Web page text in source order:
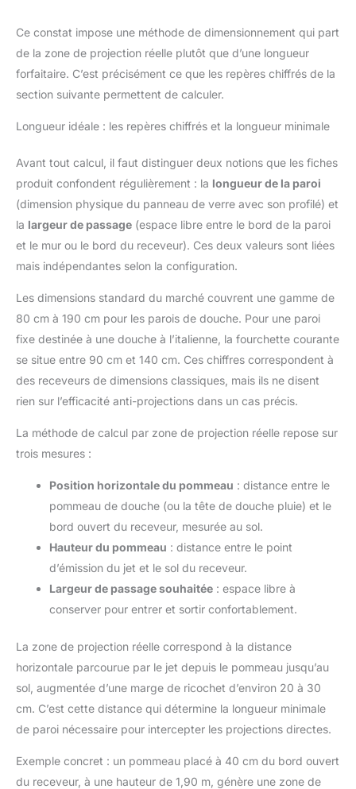
Ce constat impose une méthode de dimensionnement qui part
de la zone de projection réelle plutôt que d’une longueur
forfaitaire. C’est précisément ce que les repères chiffrés de la
section suivante permettent de calculer.
Longueur idéale : les repères chiffrés et la longueur minimale
Avant tout calcul, il faut distinguer deux notions que les fiches
produit confondent régulièrement : la longueur de la paroi
(dimension physique du panneau de verre avec son profilé) et
la largeur de passage (espace libre entre le bord de la paroi
et le mur ou le bord du receveur). Ces deux valeurs sont liées
mais indépendantes selon la configuration.
Les dimensions standard du marché couvrent une gamme de
80 cm à 190 cm pour les parois de douche. Pour une paroi
fixe destinée à une douche à l’italienne, la fourchette courante
se situe entre 90 cm et 140 cm. Ces chiffres correspondent à
des receveurs de dimensions classiques, mais ils ne disent
rien sur l’efficacité anti-projections dans un cas précis.
La méthode de calcul par zone de projection réelle repose sur
trois mesures :
Position horizontale du pommeau : distance entre le
pommeau de douche (ou la tête de douche pluie) et le
bord ouvert du receveur, mesurée au sol.
Hauteur du pommeau : distance entre le point
d’émission du jet et le sol du receveur.
Largeur de passage souhaitée : espace libre à
conserver pour entrer et sortir confortablement.
La zone de projection réelle correspond à la distance
horizontale parcourue par le jet depuis le pommeau jusqu’au
sol, augmentée d’une marge de ricochet d’environ 20 à 30
cm. C’est cette distance qui détermine la longueur minimale
de paroi nécessaire pour intercepter les projections directes.
Exemple concret : un pommeau placé à 40 cm du bord ouvert
du receveur, à une hauteur de 1,90 m, génère une zone de